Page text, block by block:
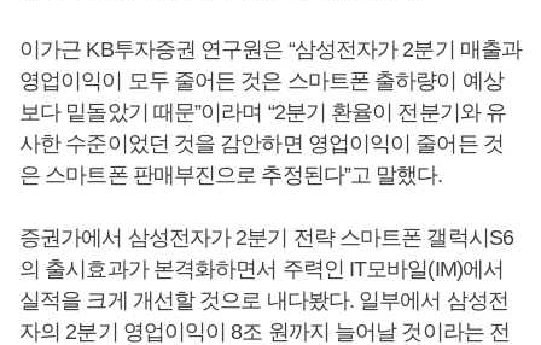
이가근 KB투자증권 연구원은 “삼성전자가 2분기 매출과
영업이익이 모두 줄어든 것은 스마트폰 출하량이 예상
보다 밑돌았기 때문”이라며 “2분기 환율이 전분기와 유
사한 수준이었던 것을 감안하면 영업이익이 줄어든 것
은 스마트폰 판매부진으로 추정된다”고 말했다.
증권가에서 삼성전자가 2분기 전략 스마트폰 갤럭시S6
의 출시효과가 본격화하면서 주력인 IT모바일(IM)에서
실적을 크게 개선할 것으로 내다봤다. 일부에서 삼성전
자의 2분기 영업이익이 8조 원까지 늘어날 것이라는 전